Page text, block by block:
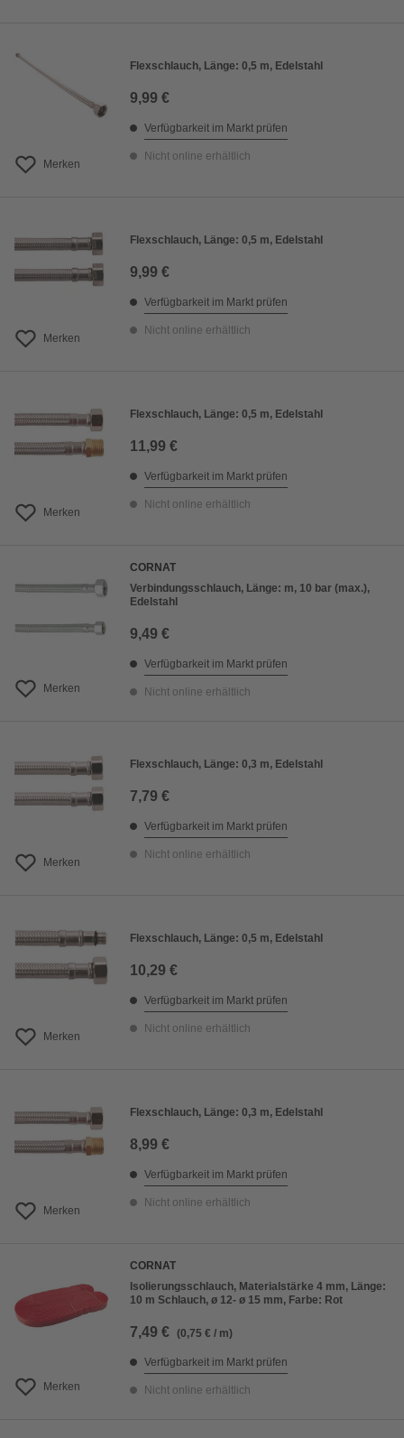
Merken
Flexschlauch, Länge: 0,5 m, Edelstahl
9,99 €
Verfügbarkeit im Markt prüfen
Nicht online erhältlich
Merken
Flexschlauch, Länge: 0,5 m, Edelstahl
9,99 €
Verfügbarkeit im Markt prüfen
Nicht online erhältlich
Merken
Flexschlauch, Länge: 0,5 m, Edelstahl
11,99 €
Verfügbarkeit im Markt prüfen
Nicht online erhältlich
Merken
CORNAT
Verbindungsschlauch, Länge: m, 10 bar (max.),
Edelstahl
9,49 €
Verfügbarkeit im Markt prüfen
Nicht online erhältlich
Merken
Flexschlauch, Länge: 0,3 m, Edelstahl
7,79 €
Verfügbarkeit im Markt prüfen
Nicht online erhältlich
Merken
Flexschlauch, Länge: 0,5 m, Edelstahl
10,29 €
Verfügbarkeit im Markt prüfen
Nicht online erhältlich
Merken
Flexschlauch, Länge: 0,3 m, Edelstahl
8,99 €
Verfügbarkeit im Markt prüfen
Nicht online erhältlich
Merken
CORNAT
Isolierungsschlauch, Materialstärke 4 mm, Länge:
10 m Schlauch, ø 12- ø 15 mm, Farbe: Rot
7,49 € (0,75 € / m)
Verfügbarkeit im Markt prüfen
Nicht online erhältlich